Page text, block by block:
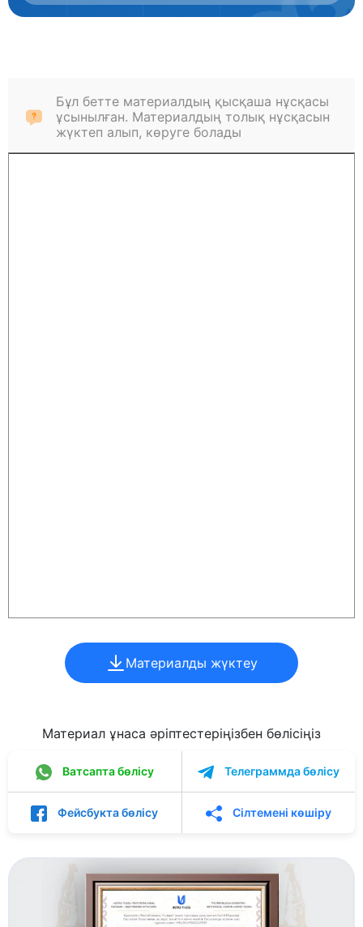
Бұл бетте материалдың қысқаша нұсқасы
ұсынылған. Материалдың толық нұсқасын
жүктеп алып, көруге болады
Материалды жүктеу
Материал ұнаса әріптестеріңізбен бөлісіңіз
Ватсапта бөлісу Телеграммда бөлісу
Фейсбукта бөлісу Сілтемені көшіру